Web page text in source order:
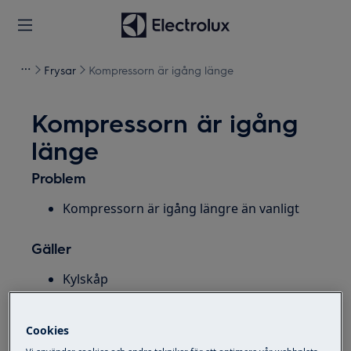
Frysar Kompressorn är igång länge
Kompressorn är igång
länge
Problem
Kompressorn är igång längre än vanligt
Gäller
Kylskåp
Frys
Cookies